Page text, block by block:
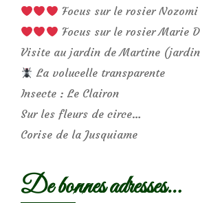
Focus sur le rosier Nozomi
Focus sur le rosier Marie
Visite au jardin de Martine
La volucelle transparente
Insecte : Le Clairon
Sur les fleurs de circe…
Corise de la Jusquiame
De bonnes adresses…